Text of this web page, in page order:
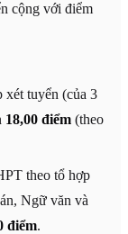
cộng với điểm
xét tuyển (của 3
18,00 điểm(theo
theo tổ hợp
Ngữ văn và
điểm.